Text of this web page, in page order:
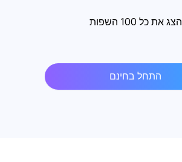
הצג את כל 100 השפות
התחל בחינם